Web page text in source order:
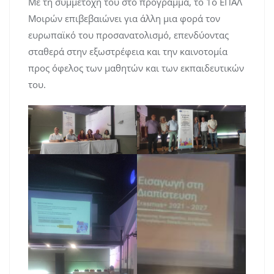
Μοιρών επιβεβαιώνει για άλλη μια φορά τον
ευρωπαϊκό του προσανατολισμό, επενδύοντας
σταθερά στην εξωστρέφεια και την καινοτομία
προς όφελος των μαθητών και των εκπαιδευτικών
του.